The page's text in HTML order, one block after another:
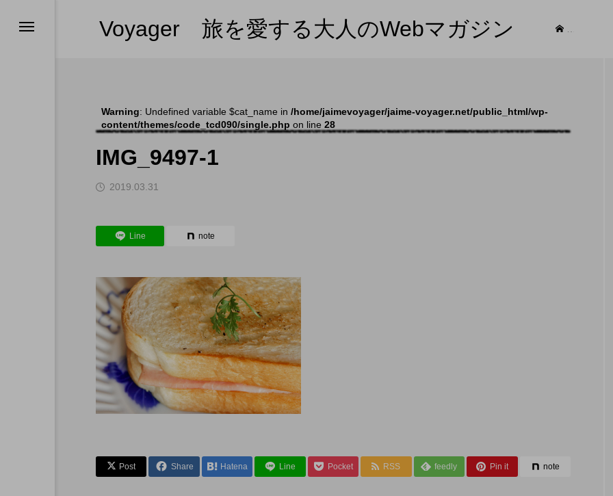
Voyager 旅を愛する大人のWebマガジン
Warning: Undefined variable $cat_name in /home/jaimevoyager/jaime-voyager.net/public_html/wp-
content/themes/code_tcd090/single.php on line 28
IMG_9497-1
2019.03.31
Line note
Post Share Hatena Line Pocket RSS feedly Pin it note